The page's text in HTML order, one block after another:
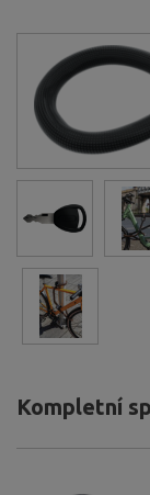
Kompletní